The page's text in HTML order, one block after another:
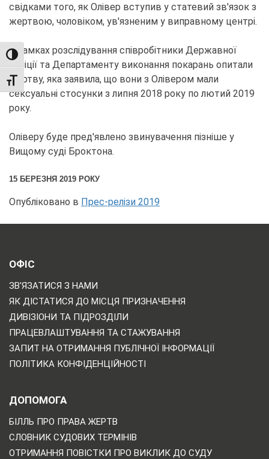
TOGGLE HIGH CONTRAST
TOGGLE FONT SIZE
свідками того, як Олівер вступив у статевий зв'язок з
жертвою, чоловіком, ув'язненим у виправному центрі.
У рамках розслідування співробітники Державної
поліції та Департаменту виконання покарань опитали
жертву, яка заявила, що вони з Олівером мали
сексуальні стосунки з липня 2018 року по лютий 2019
року.
Оліверу буде пред'явлено звинувачення пізніше у
Вищому суді Броктона.
15 БЕРЕЗНЯ 2019 РОКУ
Опубліковано в Прес-релізи 2019
ОФІС
ЗВ'ЯЗАТИСЯ З НАМИ
ЯК ДІСТАТИСЯ ДО МІСЦЯ ПРИЗНАЧЕННЯ
ДИВІЗІОНИ ТА ПІДРОЗДІЛИ
ПРАЦЕВЛАШТУВАННЯ ТА СТАЖУВАННЯ
ЗАПИТ НА ОТРИМАННЯ ПУБЛІЧНОЇ ІНФОРМАЦІЇ
ПОЛІТИКА КОНФІДЕНЦІЙНОСТІ
ДОПОМОГА
БІЛЛЬ ПРО ПРАВА ЖЕРТВ
СЛОВНИК СУДОВИХ ТЕРМІНІВ
ОТРИМАННЯ ПОВІСТКИ ПРО ВИКЛИК ДО СУДУ